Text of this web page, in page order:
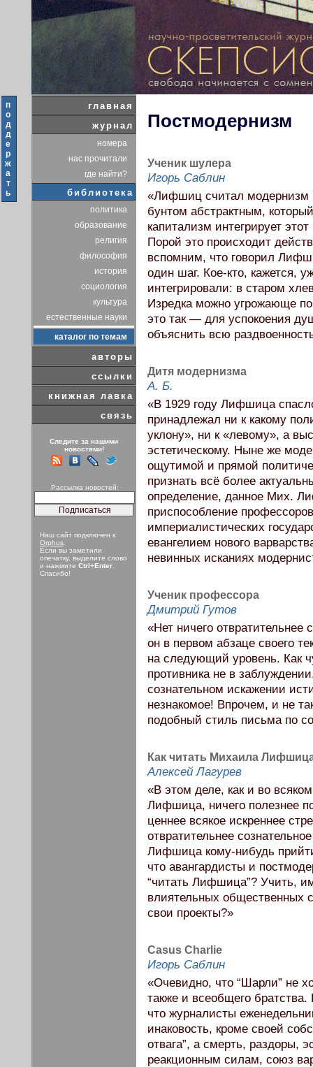
п
о
д
д
е
р
ж
а
т
ь
главная
журнал
номера
нас прочитали
где найти?
библиотека
политика
образование
религия
философия
история
социология
культура
естественные науки
каталог по темам
авторы
ссылки
книжная лавка
связь
Следите за нашими
новостями!
Рассылка новостей:
Наш сайт подключен к
Orphus
Если вы заметили
опечатку, выделите слово
и нажмите Ctrl+Enter
Спасибо!
Постмодернизм
Ученик шулера
Игорь Саблин
«Лифшиц считал модернизм
бунтом абстрактным,
капитализм интегрирует
Порой это происходит
вспомним, что говорил
один шаг. Кое-кто, кажется,
интегрировали: в старом
Изредка можно угрожающе
это так — для успокоения
объяснить всю
Дитя модернизма
А. Б.
«В 1929 году Лифшица
принадлежал ни к какому
уклону», ни к «левому», а
эстетическому. Ныне же
ощутимой и прямой
признать всё более
определение, данное Мих.
приспособление
империалистических
евангелием нового
невинных исканиях
Ученик профессора
Дмитрий Гутов
«Нет ничего отвратительнее
он в первом абзаце своего
на следующий уровень. Как
противника не в
сознательном искажении
незнакомое! Впрочем, и не
подобный стиль письма по
Как читать Михаила
Алексей Лагурев
«В этом деле, как и во
Лифшица, ничего полезнее
ценнее всякое искреннее
отвратительнее
Лифшица кому-нибудь
что авангардисты и
“читать Лифшица”? Учить,
влиятельных общественных
свои проекты?»
Casus Charlie
Игорь Саблин
«Очевидно, что “Шарли” не
также и всеобщего
что журналисты
инаковость, кроме своей
отвага”, а смерть, раздоры,
реакционным силам, союз